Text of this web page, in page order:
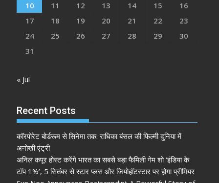
10
11 12 13 14 15
16
17
18 19 20 21 22
23
24
25 26 27 28 29
30
31
« Jul
Recent Posts
कॉरपोरेट बोर्डरूम से सिनेमा तक: राधिका बंसल की फिल्मी दुनिया में
अनोखी एंट्री
अनिल कपूर होस्ट करेंगे भारत का सबसे बड़ा फैमिली गेम शो ‘इंडिया के
टॉप 1%’, 5 सितंबर से स्टार प्लस और जियोहॉटस्टार पर होगा प्रीमियर